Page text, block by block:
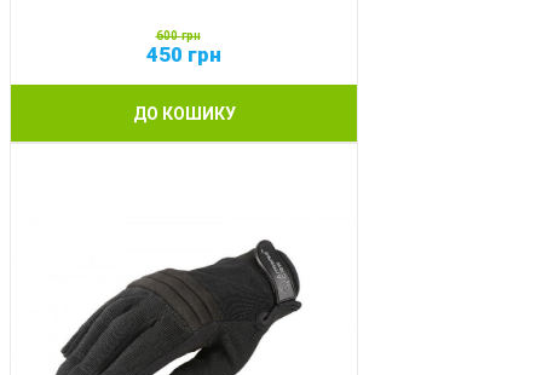
600грн
450 грн
ДО КОШИКУ